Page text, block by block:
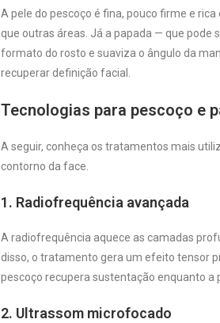
A pele do pescoço é fina, pouco firme e
que outras áreas. Já a papada — que pode
formato do rosto e suaviza o ângulo da
recuperar definição facial.
Tecnologias para pescoço e
A seguir, conheça os tratamentos mais
contorno da face.
1. Radiofrequência avançada
A radiofrequência aquece as camadas
disso, o tratamento gera um efeito tensor
pescoço recupera sustentação enquanto a
2. Ultrassom microfocado